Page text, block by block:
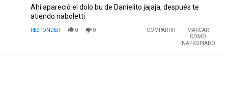
Ahí apareció el dolo bu de Danielito jajaja, después te
atiendo naboletti
RESPONDER 0 0 COMPARTIR
MARCAR
COMO
INAPROPIADO